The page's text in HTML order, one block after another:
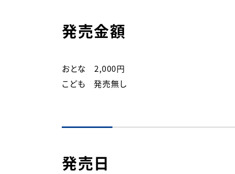
発売金額
おとな　2,000円
こども　発売無し
発売日